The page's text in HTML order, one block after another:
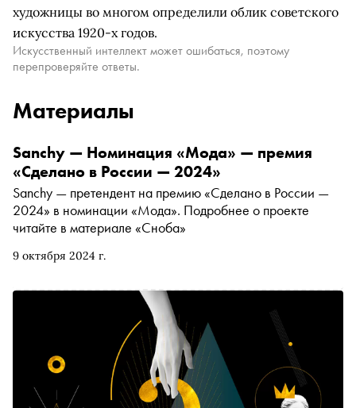
художницы во многом определили облик советского
искусства 1920-х годов.
Искусственный интеллект может ошибаться, поэтому
перепроверяйте ответы.
Материалы
9 октября 2024 г.
Sanchy — Номинация «Мода» — премия
«Сделано в России — 2024»
Sanchy — претендент на премию «Сделано в России —
2024» в номинации «Мода». Подробнее о проекте
читайте в материале «Сноба»